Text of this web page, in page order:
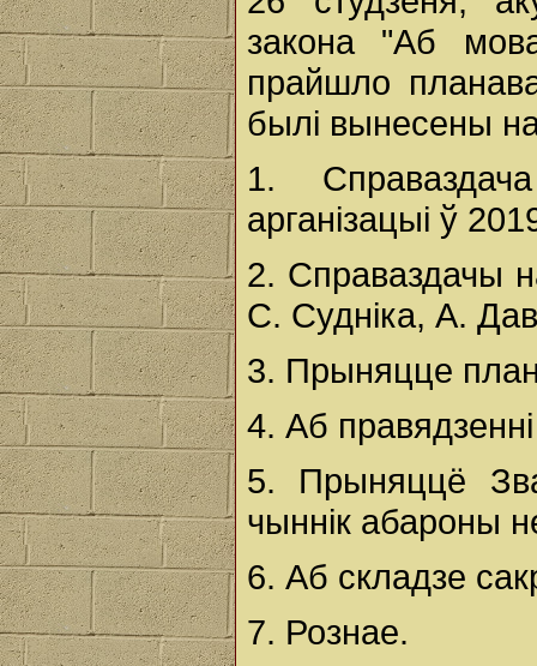
закона "Аб
прайшло
былі вынесены
1.
арганізацыі ў
2. Справаздачы
С. Судніка, А.
3. Прыняцце
4. Аб
5. Прыняццё
чыннік абароны
6. Аб складзе
7. Рознае.